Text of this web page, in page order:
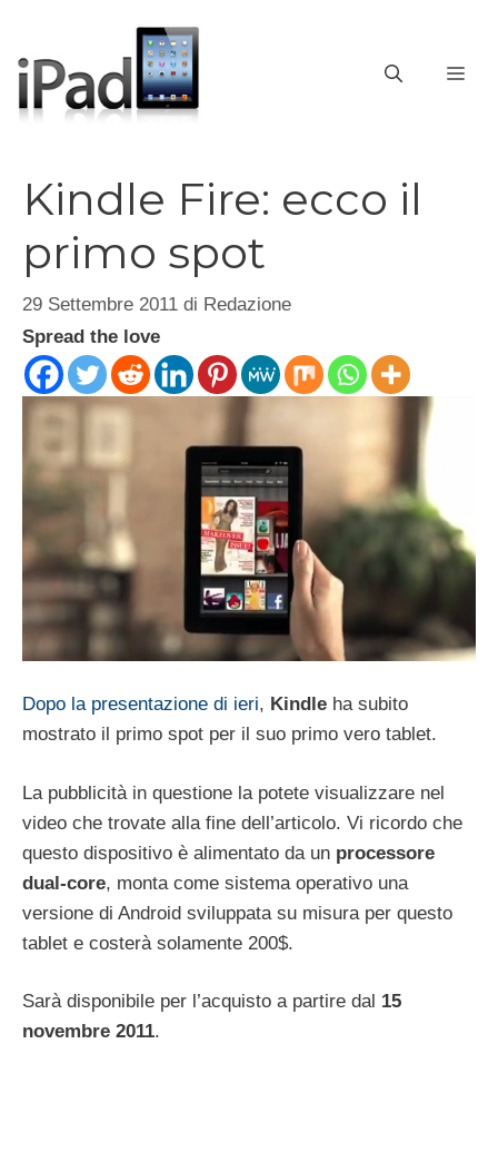
contenuto
Kindle Fire: ecco il
primo spot
29 Settembre 2011 di Redazione
Spread the love
Dopo la presentazione di ieri, Kindle ha subito
mostrato il primo spot per il suo primo vero tablet.
La pubblicità in questione la potete visualizzare nel
video che trovate alla fine dell’articolo. Vi ricordo che
questo dispositivo è alimentato da un processore
dual-core, monta come sistema operativo una
versione di Android sviluppata su misura per questo
tablet e costerà solamente 200$.
Sarà disponibile per l’acquisto a partire dal 15
novembre 2011.